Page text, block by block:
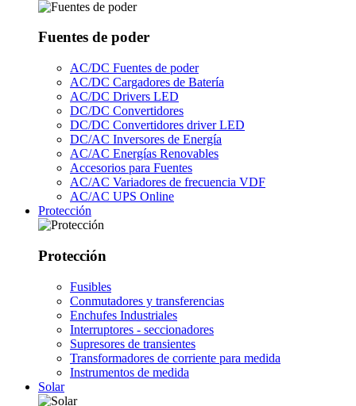
Fuentes de poder
AC/DC Fuentes de poder
AC/DC Cargadores de Batería
AC/DC Drivers LED
DC/DC Convertidores
DC/DC Convertidores driver LED
DC/AC Inversores de Energía
AC/AC Energías Renovables
Accesorios para Fuentes
AC/AC Variadores de frecuencia VDF
AC/AC UPS Online
Protección
Protección
Fusibles
Conmutadores y transferencias
Enchufes Industriales
Interruptores - seccionadores
Supresores de transientes
Transformadores de corriente para medida
Instrumentos de medida
Solar